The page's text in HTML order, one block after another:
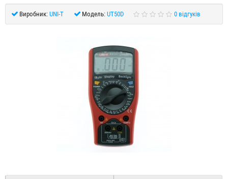
Виробник: UNI-T Модель: UT50D 0 відгуків